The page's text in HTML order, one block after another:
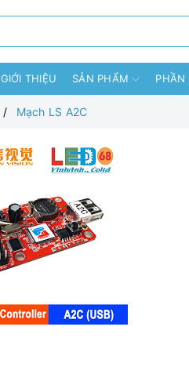
GIỚI THIỆU SẢN PHẨM PHẦN
Mạch LS A2C